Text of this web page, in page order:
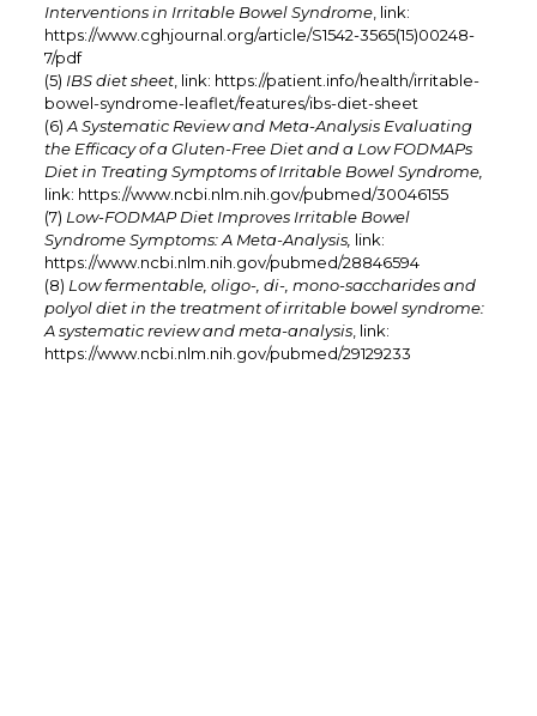
Interventions in Irritable Bowel Syndrome, link:
https://www.cghjournal.org/article/S1542-3565(15)00248-
7/pdf
(5) IBS diet sheet, link: https://patient.info/health/irritable-
bowel-syndrome-leaflet/features/ibs-diet-sheet
(6) A Systematic Review and Meta-Analysis Evaluating
the Efficacy of a Gluten-Free Diet and a Low FODMAPs
Diet in Treating Symptoms of Irritable Bowel Syndrome,
link: https://www.ncbi.nlm.nih.gov/pubmed/30046155
(7) Low-FODMAP Diet Improves Irritable Bowel
Syndrome Symptoms: A Meta-Analysis, link:
https://www.ncbi.nlm.nih.gov/pubmed/28846594
(8) Low fermentable, oligo-, di-, mono-saccharides and
polyol diet in the treatment of irritable bowel syndrome:
A systematic review and meta-analysis, link:
https://www.ncbi.nlm.nih.gov/pubmed/29129233